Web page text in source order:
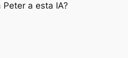
a esta IA?